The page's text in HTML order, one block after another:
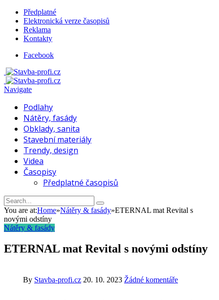
Předplatné
Elektronická verze časopisů
Reklama
Kontakty
Facebook
Navigate
Podlahy
Nátěry, fasády
Obklady, sanita
Stavební materiály
Trendy, design
Videa
Časopisy
Předplatné časopisů
You are at:Home»Nátěry & fasády»ETERNAL mat Revital s
novými odstíny
Nátěry & fasády
ETERNAL mat Revital s novými odstíny
By Stavba-profi.cz 20. 10. 2023 Žádné komentáře